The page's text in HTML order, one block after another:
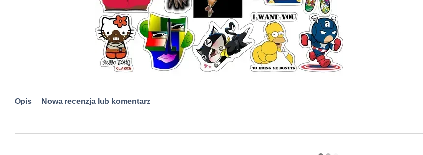
Opis Nowa recenzja lub komentarz